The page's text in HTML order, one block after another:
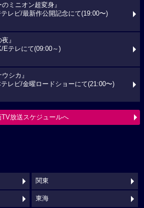
のミニオン超変身』
レビ/最新作公開記念にて(19:00〜)
』
Eテレにて(09:00～)
シカ』
レビ/金曜ロードショーにて(21:00〜)
TV放送スケジュールへ
関東
東海